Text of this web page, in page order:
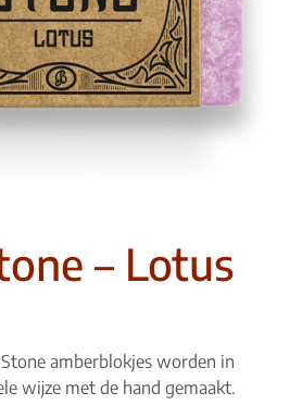
– Lotus
amberblokjes worden in
wijze met de hand gemaakt.